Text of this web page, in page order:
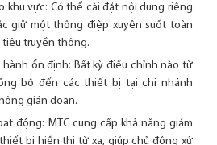
khu vực: Có thể cài đặt nội dung riêng
giữ một thông điệp xuyên suốt toàn
tiêu truyền thông.
ổn định: Bất kỳ điều chỉnh nào từ
bộ đến các thiết bị tại chi nhánh
gián đoạn.
động: MTC cung cấp khả năng giám
bị hiển thị từ xa, giúp chủ động xử